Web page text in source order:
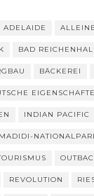
ADELAIDE
BAD
BÄCKEREI
INDIAN PACIFIC
MADIDI-
REVOLUTION